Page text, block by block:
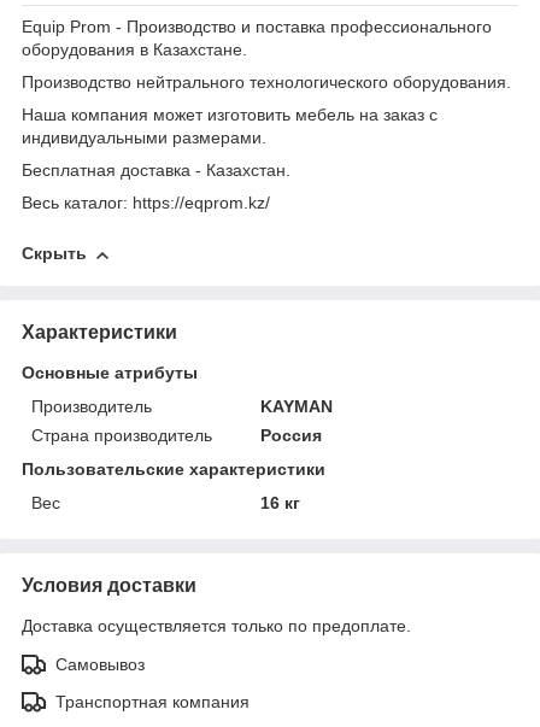
Equip Prom - Производство и поставка профессионального
оборудования в Казахстане.
Производство нейтрального технологического оборудования.
Наша компания может изготовить мебель на заказ с
индивидуальными размерами.
Бесплатная доставка - Казахстан.
Весь каталог: https://eqprom.kz/
Скрыть
Характеристики
Основные атрибуты
Производитель
KAYMAN
Страна производитель
Россия
Пользовательские характеристики
Вес
16 кг
Условия доставки
Доставка осуществляется только по предоплате.
Самовывоз
Транспортная компания